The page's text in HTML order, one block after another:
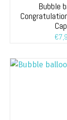
Bubble
€